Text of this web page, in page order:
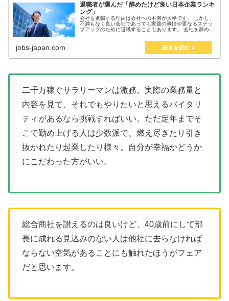
退職者が選んだ「辞めたけど良い日本企業ランキ
ング」
会社を退職する理由は会社への不満が大半です。 しかし、
不満もなく良い会社であっても家庭の事情や更なるステッ
プアップのために退職することもあります。 会社を辞めた
会社である可能性が高いと言え...
jobs-japan.com
二千万稼ぐサラリーマンは激務。実際の業務量と
内容を見て、それでもやりたいと思えるバイタリ
ティがあるなら挑戦すればいい。ただ定年までそ
こで勤め上げる人は少数派で、燃え尽きたり引き
抜かれたり起業したり様々。自分が幸福かどうか
にこだわった方がいい。
総合商社を讃えるのは良いけど、40歳前にして部
長に成れる見込みのない人は他社に去らなければ
ならない空気があることにも触れたほうがフェア
だと思います。